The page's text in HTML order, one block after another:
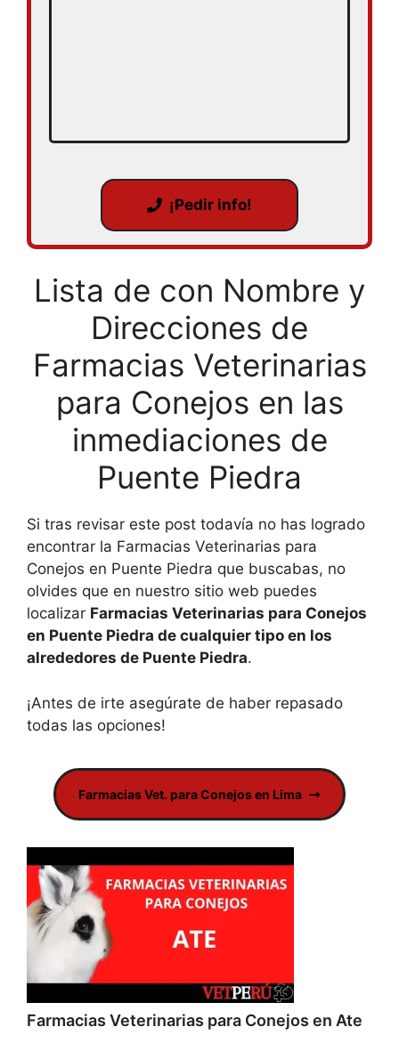
¡Pedir info!
Lista de con Nombre y
Direcciones de
Farmacias Veterinarias
para Conejos en las
inmediaciones de
Puente Piedra
Si tras revisar este post todavía no has logrado
encontrar la Farmacias Veterinarias para
Conejos en Puente Piedra que buscabas, no
olvides que en nuestro sitio web puedes
localizar Farmacias Veterinarias para Conejos
en Puente Piedra de cualquier tipo en los
alrededores de Puente Piedra.
¡Antes de irte asegúrate de haber repasado
todas las opciones!
Farmacias Vet. para Conejos en Lima
Farmacias Veterinarias para Conejos en Ate